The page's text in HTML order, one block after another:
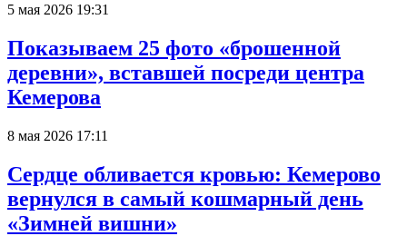
5 мая 2026 19:31
Показываем 25 фото «брошенной
деревни», вставшей посреди центра
Кемерова
8 мая 2026 17:11
Сердце обливается кровью: Кемерово
вернулся в самый кошмарный день
«Зимней вишни»